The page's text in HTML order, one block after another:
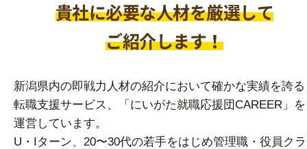
貴社に必要な人材を厳選して
ご紹介します！
新潟県内の即戦力人材の紹介において確かな実績を誇る
転職支援サービス、「にいがた就職応援団CAREER」を
運営しています。
U・Iターン、20〜30代の若手をはじめ管理職・役員クラ